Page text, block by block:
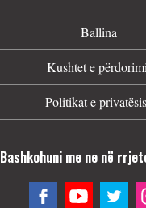
Ballina
Kushtet e
Politikat e
Bashkohuni me ne në